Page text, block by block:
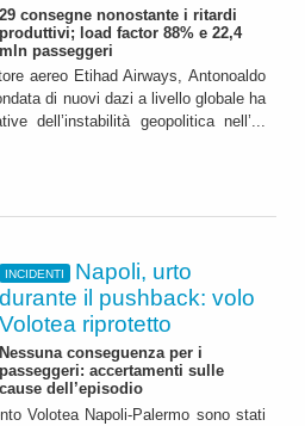
29 consegne nonostante i ritardi
produttivi; load factor 88% e 22,4
mln passeggeri
aereo Etihad Airways, Antonoaldo
di nuovi dazi a livello globale ha
dell’instabilità geopolitica nell’...
INCIDENTI
Napoli, urto
durante il pushback: volo
Volotea riprotetto
Nessuna conseguenza per i
passeggeri: accertamenti sulle
cause dell’episodio
Volotea Napoli-Palermo sono stati